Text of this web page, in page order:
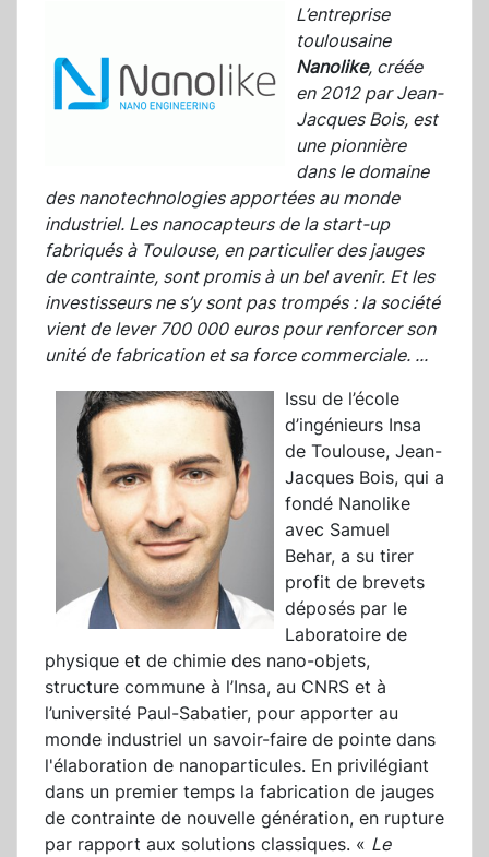
L’entreprise
toulousaine
Nanolike, créée
en 2012 par Jean-
Jacques Bois, est
une pionnière
dans le domaine
des nanotechnologies apportées au monde
industriel. Les nanocapteurs de la start-up
fabriqués à Toulouse, en particulier des jauges
de contrainte, sont promis à un bel avenir. Et les
investisseurs ne s’y sont pas trompés : la société
vient de lever 700 000 euros pour renforcer son
unité de fabrication et sa force commerciale. ...
Issu de l’école
d’ingénieurs Insa
de Toulouse, Jean-
Jacques Bois, qui a
fondé Nanolike
avec Samuel
Behar, a su tirer
profit de brevets
déposés par le
Laboratoire de
physique et de chimie des nano-objets,
structure commune à l’Insa, au CNRS et à
l’université Paul-Sabatier, pour apporter au
monde industriel un savoir-faire de pointe dans
l'élaboration de nanoparticules. En privilégiant
dans un premier temps la fabrication de jauges
de contrainte de nouvelle génération, en rupture
par rapport aux solutions classiques. « Le